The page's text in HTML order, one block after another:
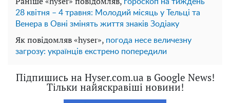
28 квітня – 4 травня: Молодий місяць у Тельці та
Венера в Овні змінять життя знаків Зодіаку
Як повідомляв «hyser», погода несе величезну
загрозу: українців екстрено попередили
Підпишись на Hyser.com.ua в Google News!
Тільки найяскравіші новини!